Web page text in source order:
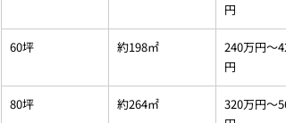
円
60坪 約198㎡
240万円～
円
80坪 約264㎡
320万円～